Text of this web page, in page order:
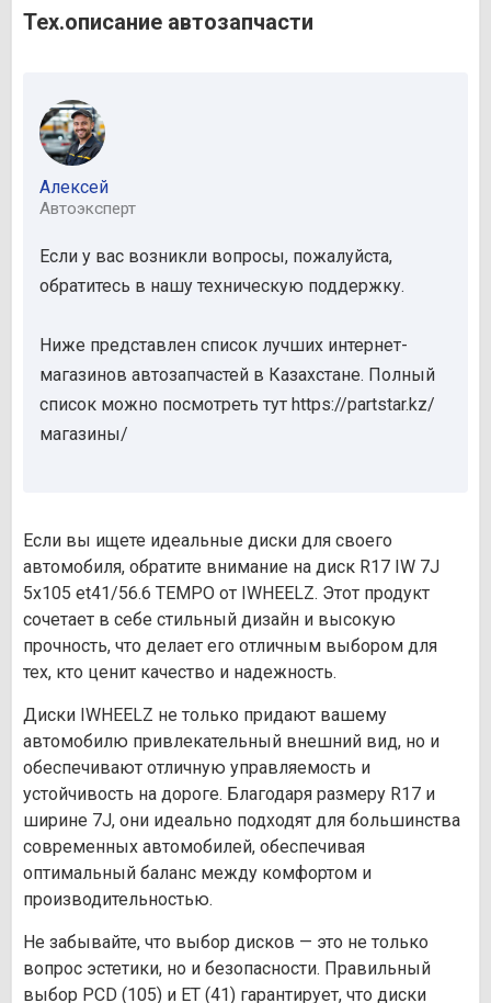
Тех.описание автозапчасти
Алексей
Автоэксперт
Если у вас возникли вопросы, пожалуйста,
обратитесь в нашу техническую поддержку.
Ниже представлен список лучших интернет-
магазинов автозапчастей в Казахстане. Полный
список можно посмотреть тут https://partstar.kz/
магазины/
Если вы ищете идеальные диски для своего
автомобиля, обратите внимание на диск R17 IW 7J
5х105 et41/56.6 TEMPO от IWHEELZ. Этот продукт
сочетает в себе стильный дизайн и высокую
прочность, что делает его отличным выбором для
тех, кто ценит качество и надежность.
Диски IWHEELZ не только придают вашему
автомобилю привлекательный внешний вид, но и
обеспечивают отличную управляемость и
устойчивость на дороге. Благодаря размеру R17 и
ширине 7J, они идеально подходят для большинства
современных автомобилей, обеспечивая
оптимальный баланс между комфортом и
производительностью.
Не забывайте, что выбор дисков — это не только
вопрос эстетики, но и безопасности. Правильный
выбор PCD (105) и ET (41) гарантирует, что диски